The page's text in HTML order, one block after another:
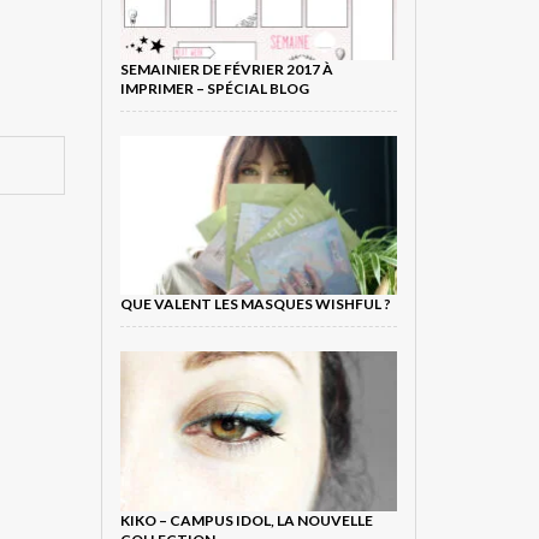
SEMAINIER DE FÉVRIER 2017 À
IMPRIMER – SPÉCIAL BLOG
QUE VALENT LES MASQUES WISHFUL ?
KIKO – CAMPUS IDOL, LA NOUVELLE